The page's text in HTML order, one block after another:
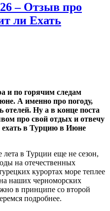
– Отзыв про
ли Ехать
и по горячим следам
А именно про погоду,
отелей. Ну а в конце поста
про свой отдых и отвечу
ехать в Турцию в Июне
в Турции еще не сезон,
на отечественных
курортах море теплее
наших черноморских
в принципе со второй
подробнее.